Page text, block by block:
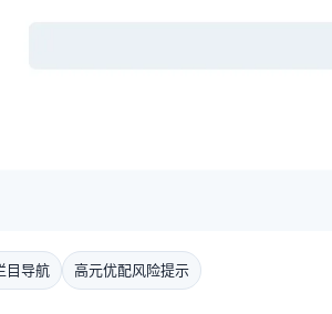
目导航 高元优配风险提示